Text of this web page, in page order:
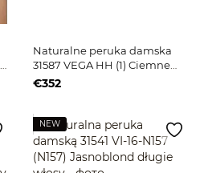
Naturalne peruka damska
31587 VEGA HH (1) Ciemne
włosy średniej długości
€352
NEW